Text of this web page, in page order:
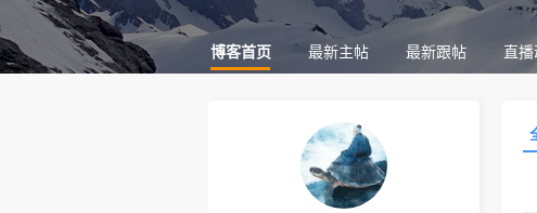
博客首页 最新主帖 最新跟帖 直